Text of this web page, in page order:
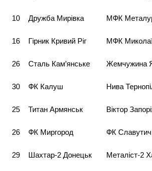
10 Дружба Мирівка МФК
16 Гірник Кривий Ріг МФК
26 Сталь Кам’янське Жемчужина
30 ФК Калуш Нива
25 Титан Армянськ Віктор
26 ФК Миргород ФК Славутич
29 Шахтар-2 Донецьк Металіст-2